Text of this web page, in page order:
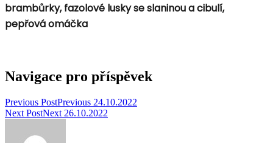
brambůrky, fazolové lusky se slaninou a cibulí,
pepřová omáčka
Navigace pro příspěvek
Previous PostPrevious 24.10.2022
Next PostNext 26.10.2022